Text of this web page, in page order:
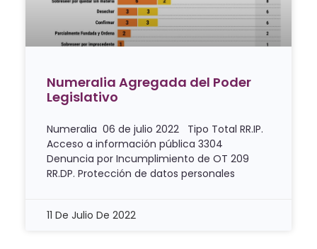
Numeralia Agregada del Poder
Legislativo
Numeralia 06 de julio 2022 Tipo Total RR.IP.
Acceso a información pública 3304
Denuncia por Incumplimiento de OT 209
RR.DP. Protección de datos personales
11 De Julio De 2022